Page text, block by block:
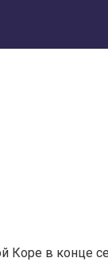
в конце